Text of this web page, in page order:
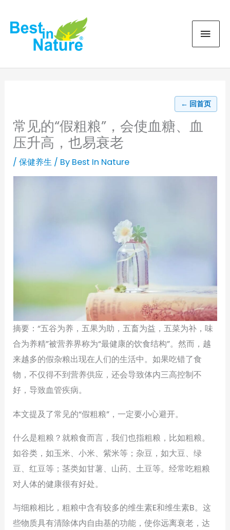
content
← 回首页
常见的“假粗粮”，会使血糖、血
压升高，也易衰老
/保健养生 / By Best In Nature
摘要：“五谷为养，五果为助，五畜为益，五菜为补，味
合为养精”被营养界称为“最健康的饮食结构”。然而，越
来越多的假杂粮出现在人们的生活中。如果吃错了食
物，不仅得不到营养供应，还会导致体内三高控制不
好，导致血管疾病。
本文提及了常见的“假粗粮”，一定要小心避开。
什么是粗粮？就粮食而言，我们也指粗粮，比如粗粮。
如谷类，如玉米、小米、紫米等；杂豆，如大豆、绿
豆、红豆等；茎类如甘薯、山药、土豆等。经常吃粗粮
对人体的健康很有好处。
与细粮相比，粗粮中含有较多的维生素E和维生素B。这
些物质具有清除体内自由基的功能，使你远离衰老，达